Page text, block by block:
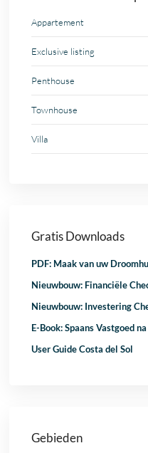
Appartement
Exclusive listing
Penthouse
Townhouse
Villa
Gratis Downloads
PDF: Maak van uw
Nieuwbouw: Financiële
Nieuwbouw: Investering
E-Book: Spaans Vastgoed
User Guide Costa del Sol
Gebieden